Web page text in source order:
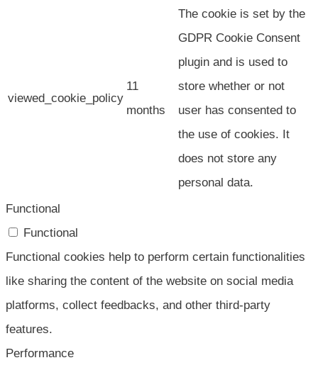
viewed_cookie_policy
11
months
The cookie is set by the
GDPR Cookie Consent
plugin and is used to
store whether or not
user has consented to
the use of cookies. It
does not store any
personal data.
Functional
Functional
Functional cookies help to perform certain functionalities
like sharing the content of the website on social media
platforms, collect feedbacks, and other third-party
features.
Performance